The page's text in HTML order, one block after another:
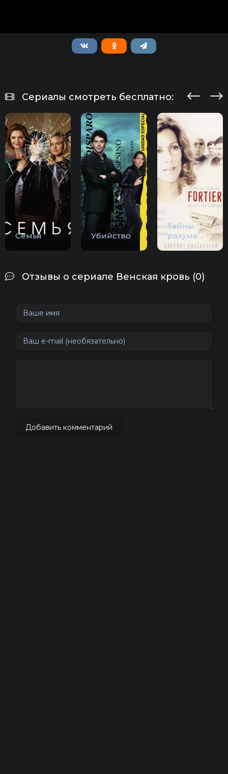
Сериалы смотреть бесплатно:
Семья Убийство
Тайны
разума
Отзывы о сериале Венская кровь (0)
Добавить комментарий